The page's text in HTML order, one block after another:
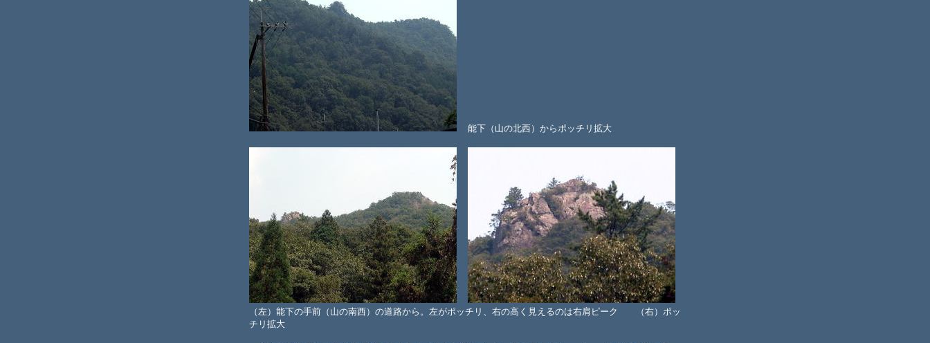
能下（山の北西）からポッチリ拡大
（左）能下の手前（山の南西）の道路から。左がポッチリ、右の高く見えるのは右肩ピーク （右）ポッ
チリ拡大